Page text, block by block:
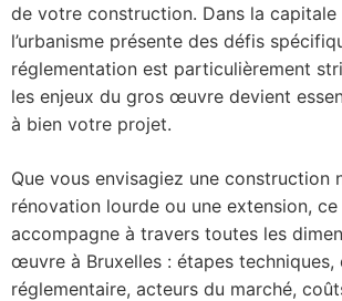
de votre construction. Dans la capitale
l’urbanisme présente des défis
réglementation est particulièrement
les enjeux du gros œuvre devient
à bien votre projet.
Que vous envisagiez une construction
rénovation lourde ou une extension,
accompagne à travers toutes les
œuvre à Bruxelles : étapes techniques,
réglementaire, acteurs du marché,